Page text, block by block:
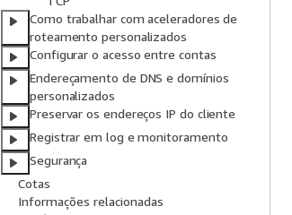
Como trabalhar com aceleradores de
roteamento personalizados
Configurar o acesso entre contas
Endereçamento de DNS e domínios
personalizados
Preservar os endereços IP do cliente
Registrar em log e monitoramento
Segurança
Cotas
Informações relacionadas